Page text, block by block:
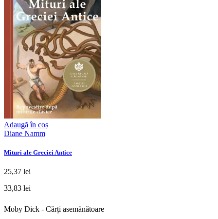
Adaugă în coș
Diane Namm
Mituri ale Greciei Antice
25,37 lei
33,83 lei
Moby Dick - Cărți asemănătoare